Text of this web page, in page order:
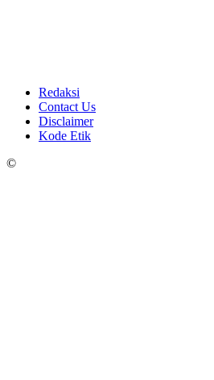
Redaksi
Contact Us
Disclaimer
Kode Etik
©